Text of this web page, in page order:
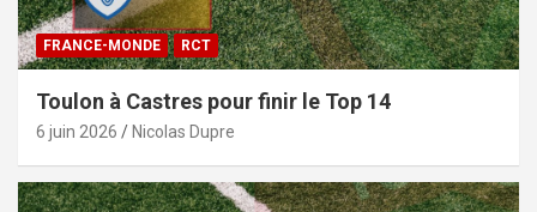
FRANCE-MONDE RCT
Toulon à Castres pour finir le Top 14
6 juin 2026 Nicolas Dupre